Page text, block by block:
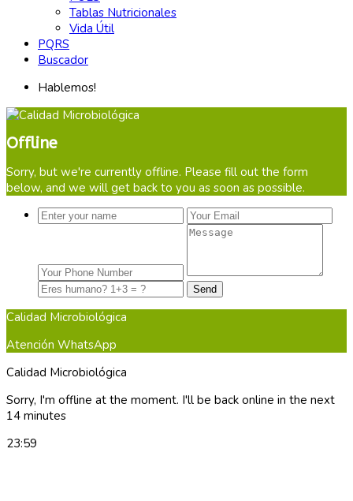
Tablas Nutricionales
Vida Útil
PQRS
Buscador
Hablemos!
Offline
Sorry, but we're currently offline. Please fill out the form
below, and we will get back to you as soon as possible.
Calidad Microbiológica
Atención WhatsApp
Calidad Microbiológica
Sorry, I'm offline at the moment. I'll be back online in the next
14 minutes
23:59